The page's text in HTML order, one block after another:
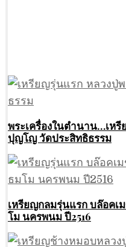
พระเครื่องในตำนาน…เห
ปุญโญ วัดประสิทธิธรรม
เหรียญกลมรุ่นแรก บล๊อคเ
โม นครพนม ปี2516